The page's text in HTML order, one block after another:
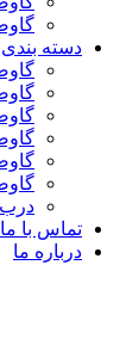
دسته
درب
تماس با ما
درباره ما